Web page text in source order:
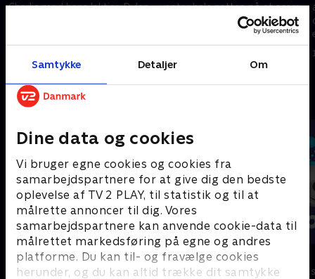
Samtykke Detaljer Om
Dine data og cookies
Vi bruger egne cookies og cookies fra
samarbejdspartnere for at give dig den bedste
oplevelse af TV 2 PLAY, til statistik og til at
målrette annoncer til dig. Vores
samarbejdspartnere kan anvende cookie-data til
målrettet markedsføring på egne og andres
platforme. Du kan til- og fravælge cookies
herunder, og du kan altid trække dit samtykke
Charlie med hans lektier. Dylan
venter hele natten på at score
nye sneakers og være med i en
Andre så også
Vicke Viking
Børneserier • 1 sæsoner
Olly & Lea
Børneserier • 1